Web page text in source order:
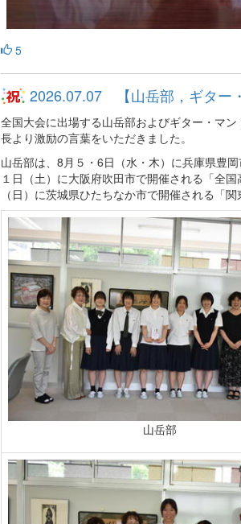
5
2026.07.07 【山岳部，ギター
全国大会に出場する山岳部およびギター・マ
長より激励の言葉をいただきました。
山岳部は、8月５・6日（水・木）に兵庫県豊
１日（土）に大阪府吹田市で開催される「全
（日）に茨城県ひたちなか市で開催される「
山岳部